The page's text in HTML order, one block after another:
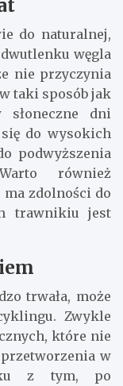
do naturalnej,
węgla
nie przyczynia
taki sposób jak
dni
do wysokich
podwyższenia
również
zdolności do
trawnikiu jest
trwała, może
Zwykle
które nie
w
z tym, po